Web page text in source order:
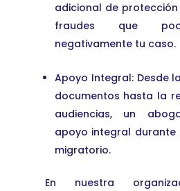
adicional de
fraudes que
negativamente tu caso.
Apoyo Integral: Desde
documentos hasta la
audiencias, un
apoyo integral
migratorio.
En nuestra